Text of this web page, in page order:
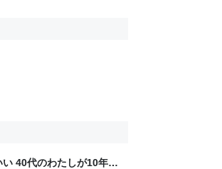
40代のわたしが10年後